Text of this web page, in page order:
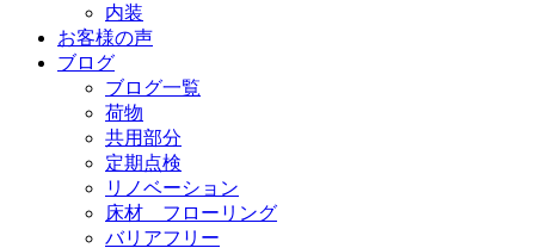
内装
お客様の声
ブログ
ブログ一覧
荷物
共用部分
定期点検
リノベーション
床材 フローリング
バリアフリー